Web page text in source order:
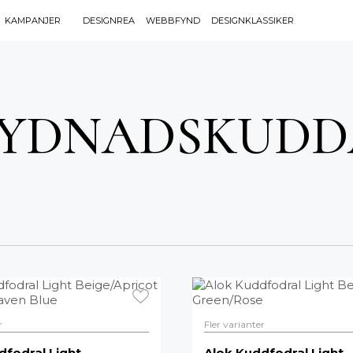
Bordslampor
Golvlampor
Lamptillbehör
Dynor
Stolar
KAMPANJER DESIGNREA WEBBFYND DESIGNKLASSIKER
Fler varianter